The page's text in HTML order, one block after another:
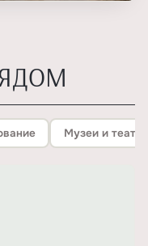
Музеи и